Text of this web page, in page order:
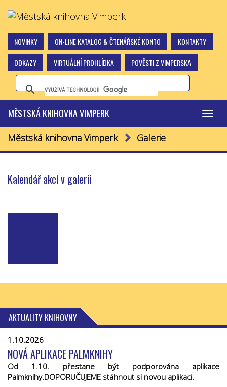
NOVINKY ON-LINE KATALOG & ČTENÁŘSKÉ KONTO
KONTAKTY
ODKAZY
VIRTUÁLNÍ PROHLÍDKA POVĚSTI Z VIMPERSKA
MĚSTSKÁ KNIHOVNA VIMPERK
Městská knihovna Vimperk Galerie
Kalendář akcí v galerii
AKTUALITY KNIHOVNY
1.10.2026
NOVÁ APLIKACE PALMKNIHY
Od 1.10. přestane být podporována aplikace
Palmknihy.DOPORUČUJEME stáhnout si novou aplikaci.